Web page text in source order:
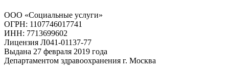
ООО «Социальные услуги»
ОГРН: 1107746017741
ИНН: 7713699602
Лицензия Л041-01137-77
Выдана 27 февраля 2019 года
Департаментом здравоохранения г. Москва